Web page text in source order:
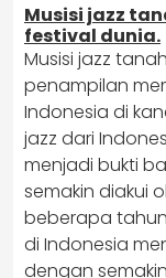
Musisi jazz
festival dunia.
Musisi jazz
penampilan
Indonesia di
jazz dari
menjadi bukti
semakin diakui
beberapa
di Indonesia
dengan